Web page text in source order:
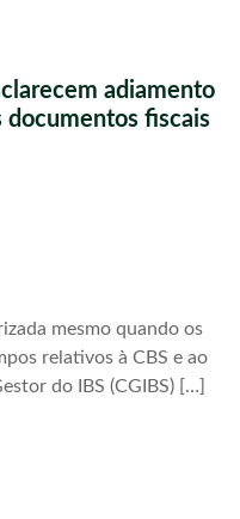
adiamento
documentos fiscais
mesmo quando os
relativos à CBS e ao
do IBS (CGIBS) […]